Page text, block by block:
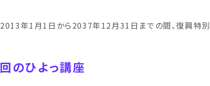
2013年1月1日から2037年12月31日までの間、復興特
のひよっ講座